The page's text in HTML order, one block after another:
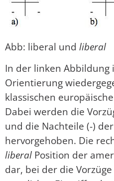
Abb: liberal und liberal
In der linken Abbildung
Orientierung
klassischen
Dabei werden die
und die Nachteile (-)
hervorgehoben. Die
liberal Position der
dar, bei der die